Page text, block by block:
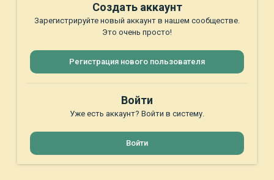
Создать аккаунт
Зарегистрируйте новый аккаунт в нашем сообществе.
Это очень просто!
Регистрация нового пользователя
Войти
Уже есть аккаунт? Войти в систему.
Войти